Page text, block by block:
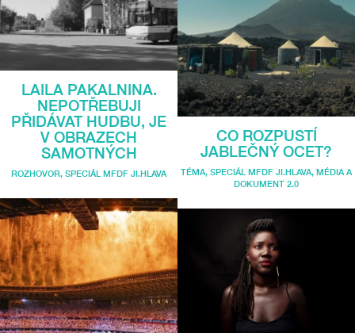
LAILA PAKALNINA.
NEPOTŘEBUJI
PŘIDÁVAT HUDBU, JE
V OBRAZECH
SAMOTNÝCH
ROZHOVOR, SPECIÁL MFDF JI.HLAVA
CO ROZPUSTÍ
JABLEČNÝ OCET?
TÉMA, SPECIÁL MFDF JI.HLAVA, MÉDIA A
DOKUMENT 2.0